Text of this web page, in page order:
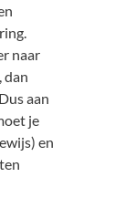
naar
dan
aan
je
en